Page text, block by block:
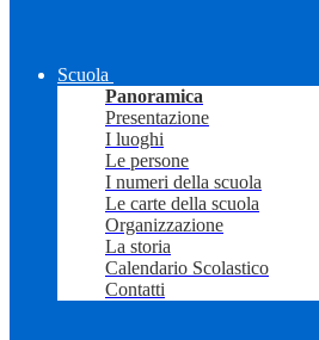
Scuola
Panoramica
Presentazione
I luoghi
Le persone
I numeri della scuola
Le carte della scuola
Organizzazione
La storia
Calendario Scolastico
Contatti